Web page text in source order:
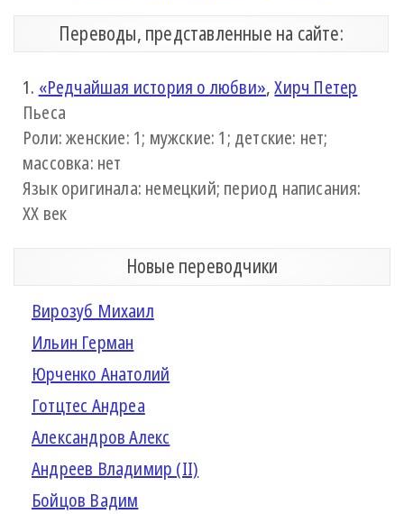
Переводы, представленные на сайте:
1. «Редчайшая история о любви»,Хирч Петер
Пьеса
Роли: женские: 1; мужские: 1; детские: нет;
массовка: нет
Язык оригинала: немецкий; период написания:
XX век
Новые переводчики
Вирозуб Михаил
Ильин Герман
Юрченко Анатолий
Готцтес Андреа
Александров Алекс
Андреев Владимир (II)
Бойцов Вадим